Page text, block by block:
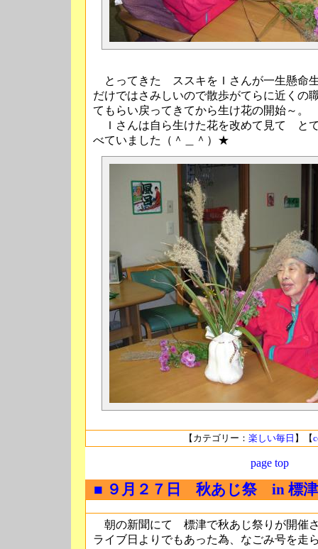
とってきた ススキをＩさんが一生懸命
だけではさみしいので散歩がてらに近くの
てもらい戻ってきてから生け花の開始～
Ｉさんは自ら生けた花を改めて見て と
べていました（＾＿＾）★
【カテゴリー： 楽しい毎日 】【
page top
■ ９月２７日 秋あじ祭 in 標津
朝の新聞にて 標津で秋あじ祭りが開催
ライブ日よりでもあった為、なごみ号を